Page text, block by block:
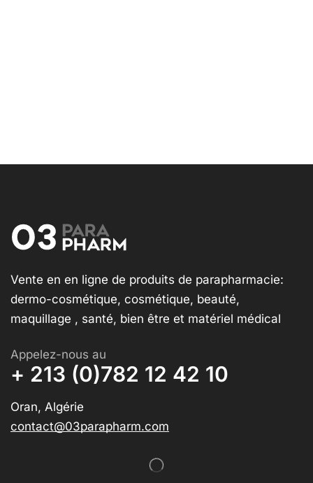
Vente en en ligne de produits de parapharmacie:
dermo-cosmétique, cosmétique, beauté,
maquillage , santé, bien être et matériel médical
Appelez-nous au
+ 213 (0)782 12 42 10
Oran, Algérie
contact@03parapharm.com